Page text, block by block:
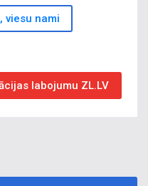
viesu nami
labojumu ZL.LV